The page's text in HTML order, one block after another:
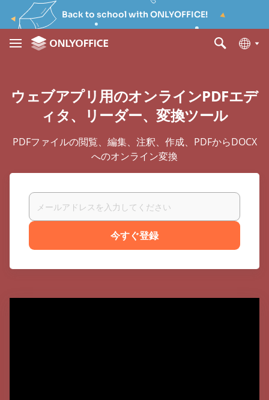
Back to school with ONLYOFFICE!
ウェブアプリ用のオンラインPDFエデ
ィタ、リーダー、変換ツール
PDFファイルの閲覧、編集、注釈、作成、PDFからDOCX
へのオンライン変換
今すぐ登録